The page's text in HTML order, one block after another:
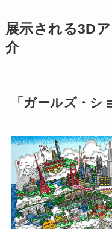
展示される3D
介
「ガールズ・シ